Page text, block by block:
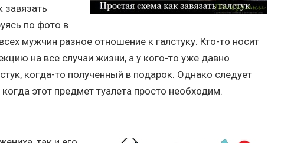
завязать
по фото в
мужчин разное отношение к галстуку. Кто-то носит
на все случаи жизни, а у кого-то уже давно
когда-то полученный в подарок. Однако следует
этот предмет туалета просто необходим.